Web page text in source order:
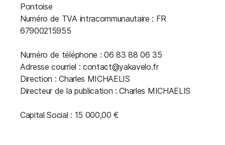
Pontoise
Numéro de TVA intracommunautaire : FR
67900215955
Numéro de téléphone : 06 83 88 06 35
Adresse courriel : contact@yakavelo.fr
Direction : Charles MICHAELIS
Directeur de la publication : Charles MICHAELIS
Capital Social : 15 000,00 €